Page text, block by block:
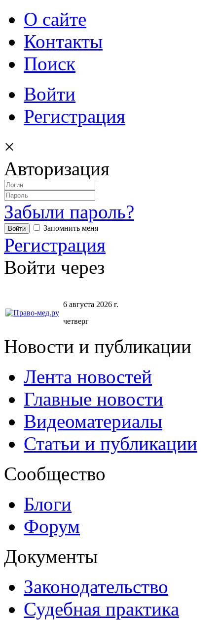
О сайте
Контакты
Поиск
Войти
Регистрация
×
Авторизация
Забыли пароль?
Запомнить меня
Регистрация
Войти через
6 августа 2026 г.
четверг
Новости и публикации
Лента новостей
Главные новости
Видеоматериалы
Статьи и публикации
Сообщество
Блоги
Форум
Документы
Законодательство
Судебная практика